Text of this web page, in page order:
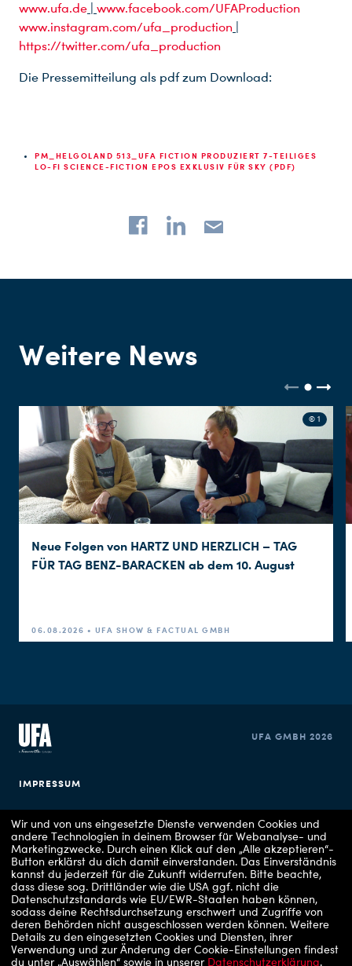
www.ufa.de
www.facebook.com/UFAProduction
www.instagram.com/ufa_production
https://twitter.com/ufa_production
Die Pressemitteilung als pdf zum Download:
PM_HELGOLAND 513_UFA FICTION PRODUZIERT 7-TEILIGES
LO-FI SCIENCE-FICTION EPOS EXKLUSIV FÜR SKY (PDF)
Weitere News
© 1
Neue Folgen von HARTZ UND HERZLICH – TAG
FÜR TAG BENZ-BARACKEN ab dem 10. August
06.08.2026 • UFA SHOW & FACTUAL GMBH
IMPRESSUM
COOKIE EINSTELLUNGEN
UFA GMBH 2026
Wir und von uns eingesetzte Dienste verwenden Cookies und
andere Technologien in deinem Browser für Webanalyse- und
Marketingzwecke. Durch einen Klick auf den „Alle akzeptieren“-
Button erklärst du dich damit einverstanden. Das Einverständnis
kannst du jederzeit für die Zukunft widerrufen. Bitte beachte,
dass diese sog. Drittländer wie die USA ggf. nicht die
Datenschutzstandards wie EU/EWR-Staaten haben können,
sodass deine Rechtsdurchsetzung erschwert und Zugriffe von
deren Behörden nicht ausgeschlossen werden können. Weitere
Details zu den eingesetzten Cookies und Diensten, ihrer
Verwendung und zur Änderung der Cookie-Einstellungen findest
du unter „Auswählen“ sowie in unserer Datenschutzerklärung.